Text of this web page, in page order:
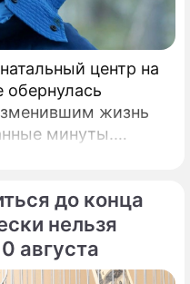
центр на
жизнь
минуты.
Америке и
закончились
актрисы
до конца
нельзя
августа